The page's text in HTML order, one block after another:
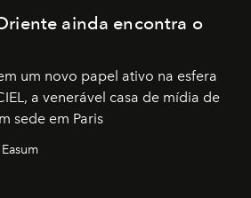
ainda encontra o
um novo papel ativo na esfera
a venerável casa de mídia de
sede em Paris